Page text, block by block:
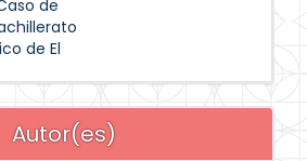
de
de El
Autor(es)